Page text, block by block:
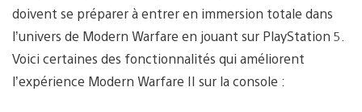
doivent se préparer à entrer en immersion totale dans
l’univers de Modern Warfare en jouant sur PlayStation 5.
Voici certaines des fonctionnalités qui améliorent
l’expérience Modern Warfare II sur la console :